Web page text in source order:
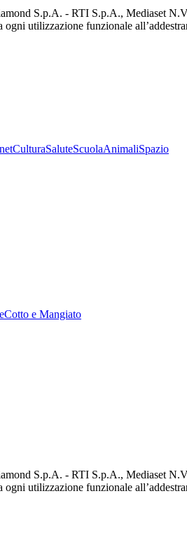
S.p.A. - RTI S.p.A., Mediaset
utilizzazione funzionale
CulturaSaluteScuolaAnimaliSpazio
Cotto e Mangiato
S.p.A. - RTI S.p.A., Mediaset
utilizzazione funzionale